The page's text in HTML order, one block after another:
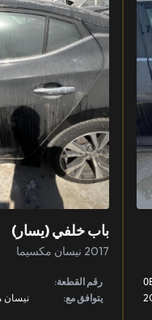
باب خلفي (يسار)
2017 نيسان مكسيما
رقم القطعة:
يتوافق مع:
نيسان